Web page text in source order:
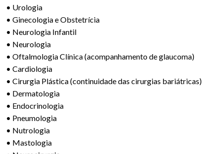
• Urologia
• Ginecologia e Obstetrícia
• Neurologia Infantil
• Neurologia
• Oftalmologia Clínica (acompanhamento de glaucoma)
• Cardiologia
• Cirurgia Plástica (continuidade das cirurgias bariátricas)
• Dermatologia
• Endocrinologia
• Pneumologia
• Nutrologia
• Mastologia